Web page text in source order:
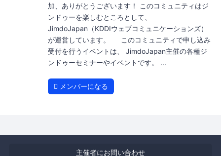
加、ありがとうございます！ このコミュニティはジ
ンドゥーを楽しむところとして、
JimdoJapan（KDDIウェブコミュニケーションズ）
が運営しています。 このコミュニティで申し込み
受付を行うイベントは、 JimdoJapan主催の各種ジ
ンドゥーセミナーやイベントです。 ...
メンバーになる
主催者にお問い合わせ